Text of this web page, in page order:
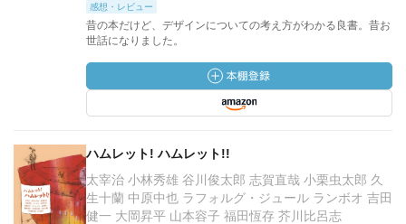
感想・レビュー
昔の本だけど、デザインについての考え方がわかる良書。昔お
世話になりました。
ハムレット! ハムレット!!
太宰治 小林秀雄 谷川俊太郎 志賀直哉 小栗虫太郎 久
生十蘭 中原中也 ラフォルグ・ジュール ランボオ 吉田
健一 大岡昇平 山本容子 福田恆存 芥川比呂志